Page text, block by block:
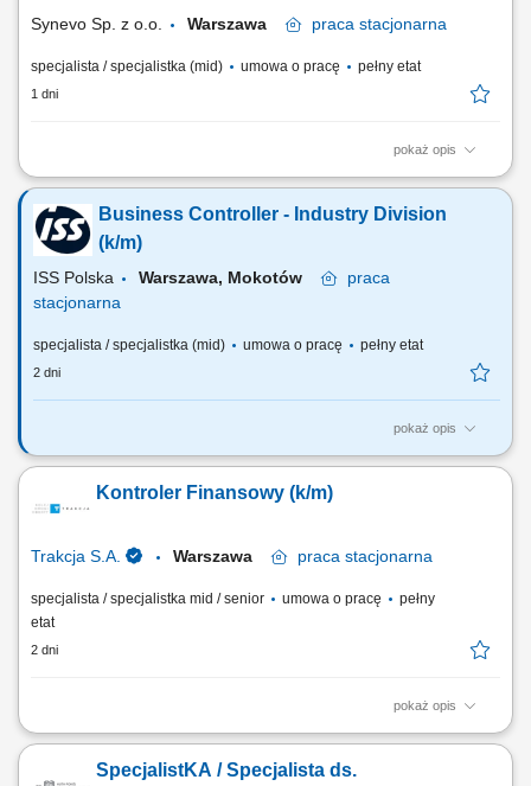
Synevo Sp. z o.o. Warszawa praca stacjonarna
specjalista / specjalistka (mid) umowa o pracę pełny etat
1 dni
pokaż opis
Opis stanowiska: Budowanie środowiska raportowego pod kątem
poszukiwanie trendów, wzorców, rekomendowanie ich do biznesu
(proaktywne); Obszar cen: nadzór nad cenami, rekomendacje zmian
(także w kontekście marketingu); Aktywny...
Business Controller - Industry Division
(k/m)
ISS Polska Warszawa, Mokotów
praca
stacjonarna
specjalista / specjalistka (mid) umowa o pracę pełny etat
2 dni
pokaż opis
Zakres obowiązków: Nadzór nad jakością, kompletnością i
różnic. Kontrola przychodów i kosztów wraz z weryfikacją poprawności
rezerw kosztowych i przychodowych. Odpowiedzialność za prawidłowy
Kontroler Finansowy (k/m)
Trakcja S.A. Warszawa praca stacjonarna
specjalista / specjalistka mid / senior umowa o pracę
pełny
etat
2 dni
pokaż opis
Opis stanowiska Kontrola prawidłowości rozliczeń kosztów; Analiza
zgromadzoną dokumentacją, a stanem raportowanym; Przygotowanie
SpecjalistKA / Specjalista ds.